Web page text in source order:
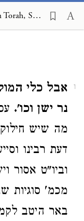
Seder Mishnah on Mishneh Torah, Sabbath 25:11
1
אבל כלי
נר ישן וכו'.
מה שיש
דעת רבינו
וביו"ט אסור
מכמ' סוגיות
באר היטב